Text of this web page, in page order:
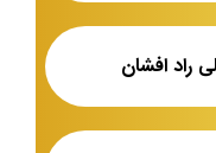
راد افشان